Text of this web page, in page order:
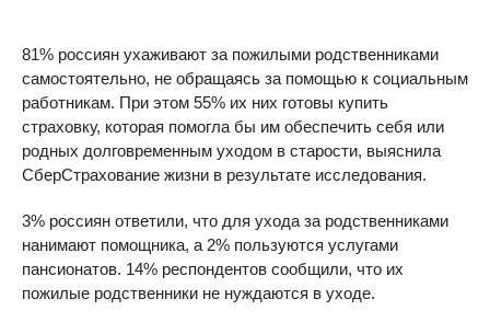
81% россиян ухаживают за пожилыми родственниками
самостоятельно, не обращаясь за помощью к социальным
работникам. При этом 55% их них готовы купить
страховку, которая помогла бы им обеспечить себя или
родных долговременным уходом в старости, выяснила
СберСтрахование жизни в результате исследования.
3% россиян ответили, что для ухода за родственниками
нанимают помощника, а 2% пользуются услугами
пансионатов. 14% респондентов сообщили, что их
пожилые родственники не нуждаются в уходе.